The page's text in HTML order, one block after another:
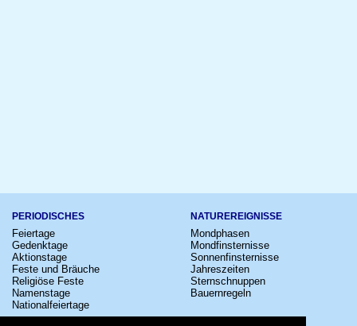
PERIODISCHES
Feiertage
Gedenktage
Aktionstage
Feste und Bräuche
Religiöse Feste
Namenstage
Nationalfeiertage
NATUREREIGNISSE
Mondphasen
Mondfinsternisse
Sonnenfinsternisse
Jahreszeiten
Sternschnuppen
Bauernregeln